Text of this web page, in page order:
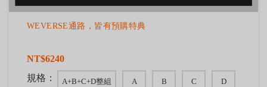
WEVERSE通路，皆有預購特典
NT$6240
規格：
A+B+C+D整組 A B C D